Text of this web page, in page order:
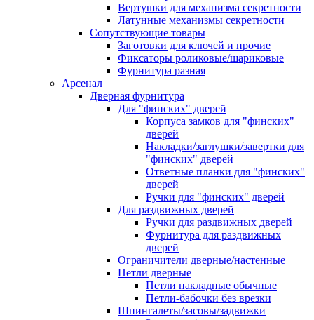
Вертушки для механизма секретности
Латунные механизмы секретности
Сопутствующие товары
Заготовки для ключей и прочие
Фиксаторы роликовые/шариковые
Фурнитура разная
Арсенал
Дверная фурнитура
Для "финских" дверей
Корпуса замков для "финских"
дверей
Накладки/заглушки/завертки для
"финских" дверей
Ответные планки для "финских"
дверей
Ручки для "финских" дверей
Для раздвижных дверей
Ручки для раздвижных дверей
Фурнитура для раздвижных
дверей
Ограничители дверные/настенные
Петли дверные
Петли накладные обычные
Петли-бабочки без врезки
Шпингалеты/засовы/задвижки